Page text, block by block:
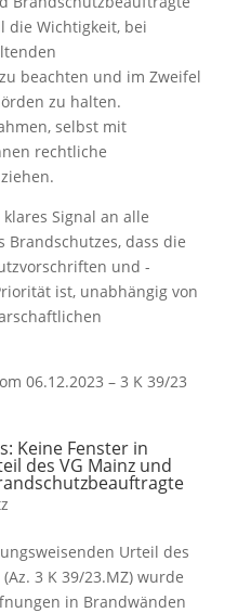
die Wichtigkeit, bei
beachten und im Zweifel
zu halten.
selbst mit
rechtliche
Signal an alle
Brandschutzes, dass die
und -
ist, unabhängig von
06.12.2023 – 3 K 39/23
Keine Fenster in
des VG Mainz und
Urteil des
3 K 39/23.MZ) wurde
in Brandwänden